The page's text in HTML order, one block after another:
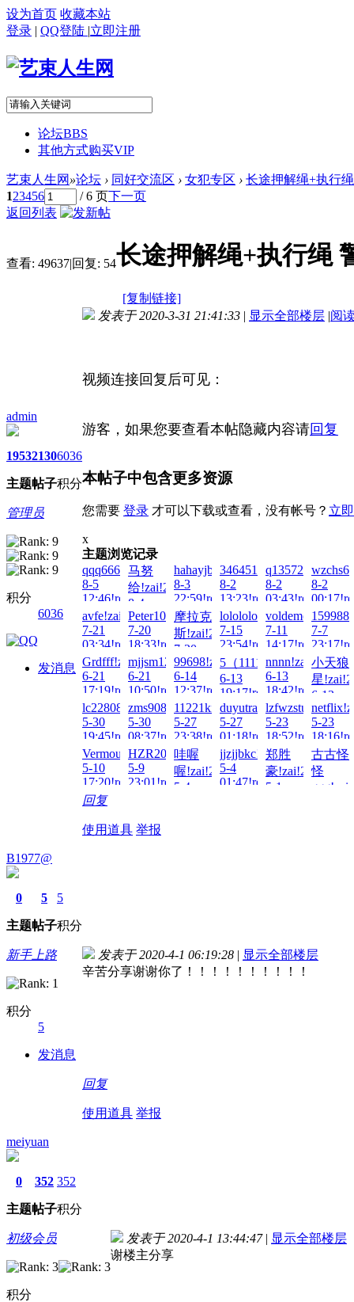
设为首页 收藏本站
登录 | QQ登陆 |立即注册
论坛BBS
其他方式购买VIP
艺束人生网 »论坛 › 同好交流区 › 女犯专区 › 长途押解绳+执行
123456 / 6 页下一页
返回列表
查看: 49637|回复: 54长途押解绳+执行绳
[复制链接]
admin
1953
主题
2130
帖子
6036
积分
管理员
积分
6036
发消息
发表于 2020-3-31 21:41:33 | 显示全部楼层 |阅
视频连接回复后可见：
游客，如果您要查看本帖隐藏内容请回复
本帖子中包含更多资源
您需要 登录 才可以下载或查看，没有帐号？ 立
x
主题浏览记录
qqq666ppp!zai!2026-
8-5
12:46!read!
马努
给!zai!2026-
8-4
00:01!read!
hahayjb!zai!2026-
8-3
22:59!read!
3464511848!zai!2026-
8-2
13:23!read!
8-2
03:43!read!
8-2
avfe!zai!2026-
7-21
03:34!read!
Peter100713!zai!2026-
7-20
18:33!read!
摩拉克
斯!zai!2026-
7-20
13:40!read!
lolololo!zai!2026-
7-15
23:54!read!
7-11
14:17!read!
7-7
Grdfff!zai!2026-
6-21
17:19!read!
mjjsm123!zai!2026-
6-21
10:50!read!
99698!zai!2026-
6-14
12:37!read!
5（11111）!zai!2026-
6-13
19:17!read!
nnnn!zai!2026-
6-13
18:42!read!
小天狼
星
6-13
lc2280832!zai!2026-
5-30
19:45!read!
zms908769129!zai!2026-
5-30
08:37!read!
11221king!zai!2026-
5-27
23:38!read!
duyutracy!zai!2026-
5-27
01:18!read!
5-23
18:52!read!
5-23
Vermouth!zai!2026-
5-10
17:20!read!
HZR20081223!zai!2026-
5-9
23:01!read!
哇喔
喔!zai!2026-
5-4
jjzjjbkc!zai!2026-
5-4
01:47!read!
郑胜
豪!zai!2026-
5-1
古古怪
怪
回复
使用道具 举报
B1977@
0
主题
5
帖子
5
积分
新手上路
积分
5
发消息
发表于 2020-4-1 06:19:28 | 显示全部楼层
辛苦分享谢谢你了！！！！！！！！！！
回复
使用道具 举报
meiyuan
0
主题
352
帖子
352
积分
初级会员
积分
发表于 2020-4-1 13:44:47 | 显示全部楼层
谢楼主分享